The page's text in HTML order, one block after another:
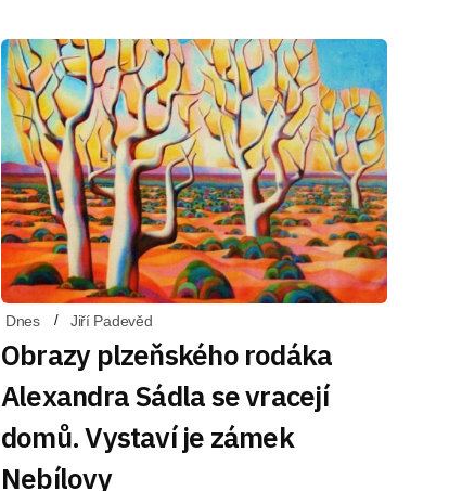
Dnes Jiří Padevěd
Obrazy plzeňského rodáka
Alexandra Sádla se vracejí
domů. Vystaví je zámek
Nebílovy